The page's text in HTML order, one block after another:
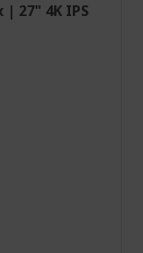
| 27" 4K IPS